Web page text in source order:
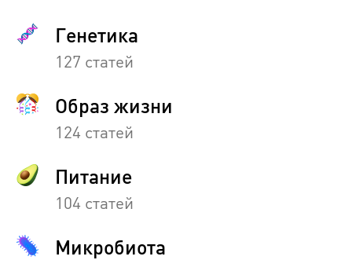
Генетика
127 статей
Образ жизни
124 статей
Питание
104 статей
Микробиота